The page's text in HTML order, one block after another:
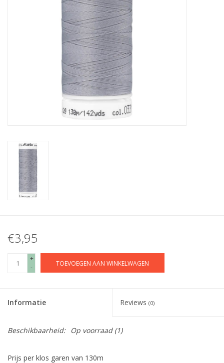
€3,95
+
-
TOEVOEGEN AAN WINKELWAGEN
Informatie Reviews (0)
Beschikbaarheid: Op voorraad(1)
Prijs per klos garen van 130m